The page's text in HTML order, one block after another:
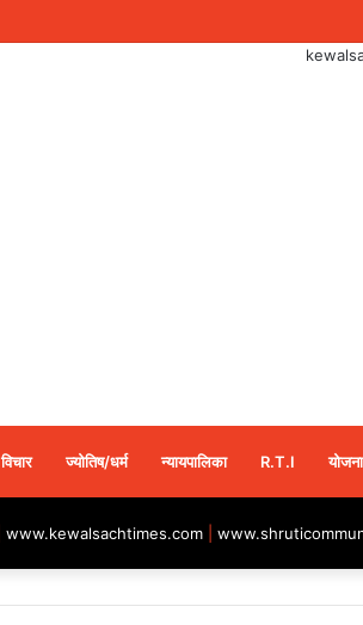
विचार ज्योतिष/धर्म न्यायपालिका R.T.I योजना
www.kewalsachtimes.com